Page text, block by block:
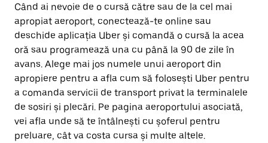
Când ai nevoie de o cursă către sau de la cel mai
apropiat aeroport, conectează-te online sau
deschide aplicația Uber și comandă o cursă la acea
oră sau programează una cu până la 90 de zile în
avans. Alege mai jos numele unui aeroport din
apropiere pentru a afla cum să folosești Uber pentru
a comanda servicii de transport privat la terminalele
de sosiri și plecări. Pe pagina aeroportului asociată,
vei afla unde să te întâlnești cu șoferul pentru
preluare, cât va costa cursa și multe altele.